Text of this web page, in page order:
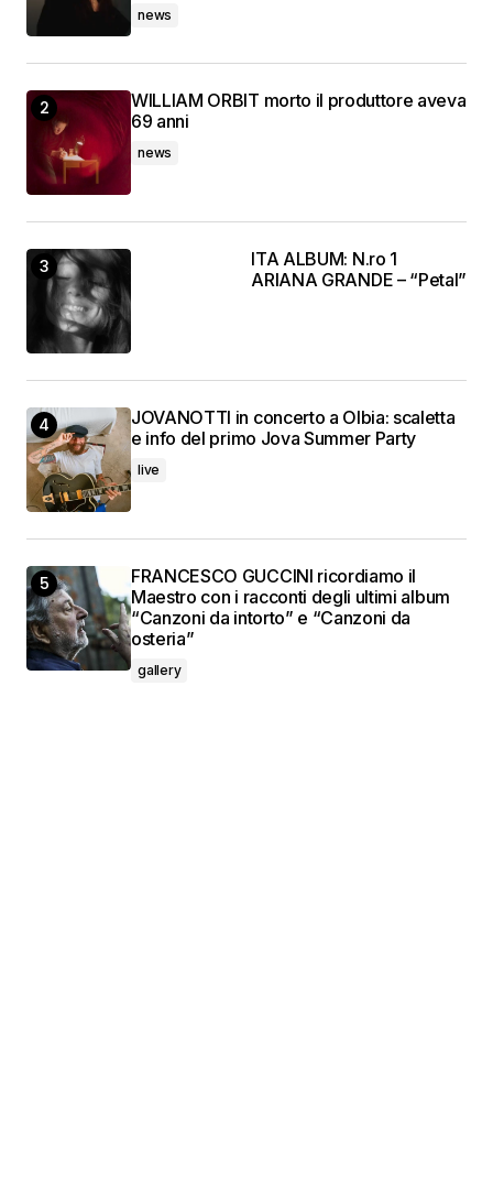
news
WILLIAM ORBIT morto il produttore aveva
69 anni
news
ITA ALBUM: N.ro 1
ARIANA GRANDE – “Petal”
JOVANOTTI in concerto a Olbia: scaletta
e info del primo Jova Summer Party
live
FRANCESCO GUCCINI ricordiamo il
Maestro con i racconti degli ultimi album
“Canzoni da intorto” e “Canzoni da
osteria”
gallery